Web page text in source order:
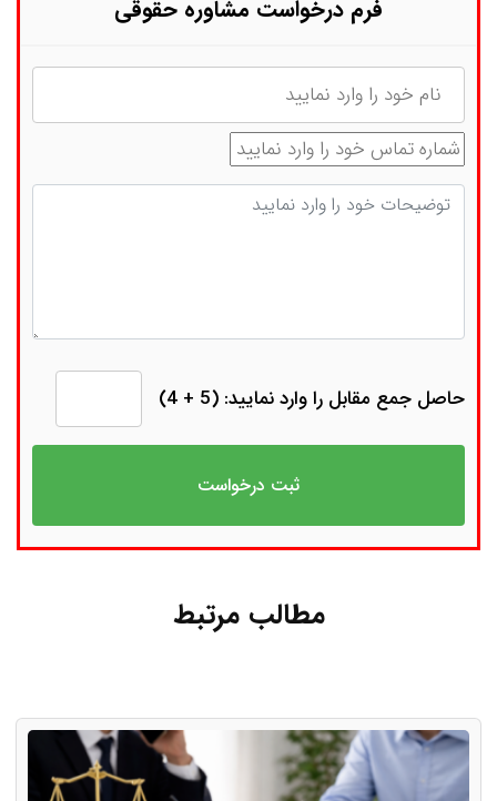
فرم درخواست مشاوره حقوقی
نام
شماره تماس
توضیحات
حاصل جمع مقابل را وارد نمایید: (5 + 4)
مطالب مرتبط